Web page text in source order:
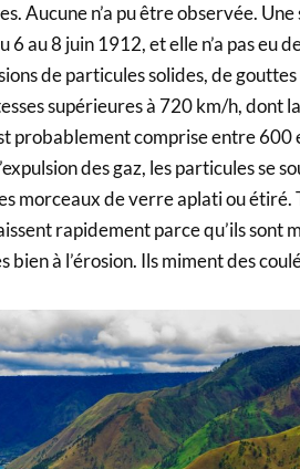
Aucune n’a pu être observée. Une
6 au 8 juin 1912, et elle n’a pas eu
de particules solides, de
supérieures à 720 km/h, dont
probablement comprise entre 600
des gaz, les particules se
morceaux de verre aplati ou étiré.
rapidement parce qu’ils sont
à l’érosion. Ils miment des